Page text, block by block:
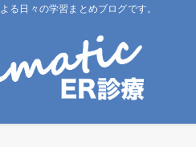
る日々の学習まとめブログです。